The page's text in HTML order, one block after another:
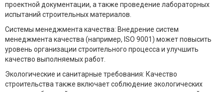
проектной документации, а также проведение лабораторных
испытаний строительных материалов.
Системы менеджмента качества: Внедрение систем
менеджмента качества (например, ISO 9001) может повысить
уровень организации строительного процесса и улучшить
качество выполняемых работ.
Экологические и санитарные требования: Качество
строительства также включает соблюдение экологических